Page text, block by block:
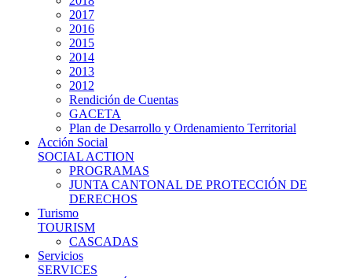
2017
2016
2015
2014
2013
2012
Rendición de Cuentas
GACETA
Plan de Desarrollo y Ordenamiento Territorial
Acción Social
SOCIAL ACTION
PROGRAMAS
JUNTA CANTONAL DE PROTECCIÓN DE
DERECHOS
Turismo
TOURISM
CASCADAS
Servicios
SERVICES